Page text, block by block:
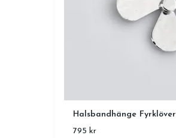
Halsbandhänge Fyrklöver
795 kr